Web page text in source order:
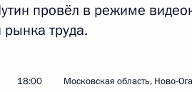
Показать
провёл в режиме
рынка труда.
18:00 Московская область, Ново-